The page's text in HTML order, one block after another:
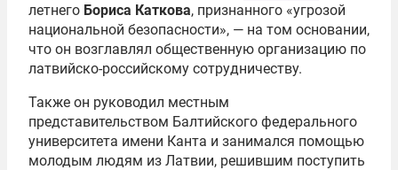
летнего Бориса Каткова, признанного «угрозой
национальной безопасности», — на том основании,
что он возглавлял общественную организацию по
латвийско-российскому сотрудничеству.
Также он руководил местным
представительством Балтийского федерального
университета имени Канта и занимался помощью
молодым людям из Латвии, решившим поступить